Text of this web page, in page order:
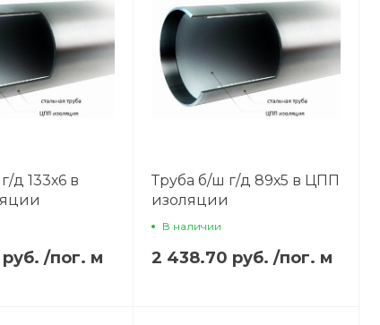
д 133х6 в
/пог. м
Труба б/ш г/д 89х5 в ЦПП
изоляции
В наличии
2 438.70 руб. /пог. м